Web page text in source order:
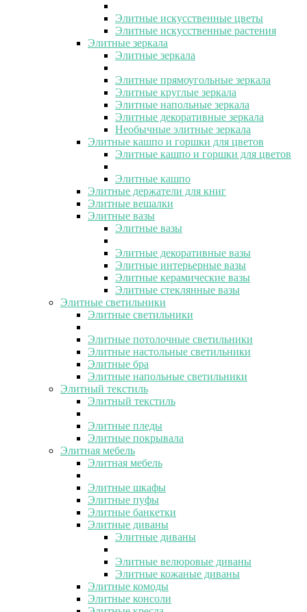
Элитные искусственные цветы
Элитные искусственные растения
Элитные зеркала
Элитные зеркала
Элитные прямоугольные зеркала
Элитные круглые зеркала
Элитные напольные зеркала
Элитные декоративные зеркала
Необычные элитные зеркала
Элитные кашпо и горшки для цветов
Элитные кашпо и горшки для цветов
Элитные кашпо
Элитные держатели для книг
Элитные вешалки
Элитные вазы
Элитные вазы
Элитные декоративные вазы
Элитные интерьерные вазы
Элитные керамические вазы
Элитные стеклянные вазы
Элитные светильники
Элитные светильники
Элитные потолочные светильники
Элитные настольные светильники
Элитные бра
Элитные напольные светильники
Элитный текстиль
Элитный текстиль
Элитные пледы
Элитные покрывала
Элитная мебель
Элитная мебель
Элитные шкафы
Элитные пуфы
Элитные банкетки
Элитные диваны
Элитные диваны
Элитные велюровые диваны
Элитные кожаные диваны
Элитные комоды
Элитные консоли